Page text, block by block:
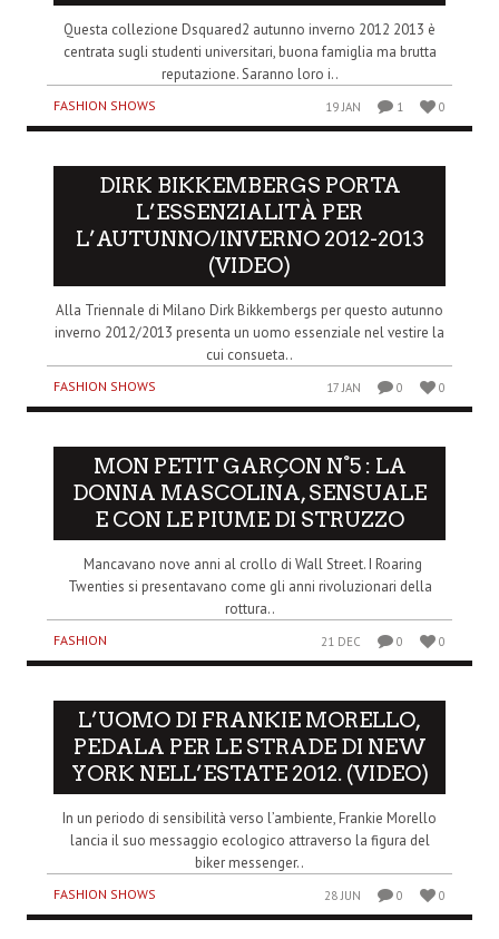
Questa collezione Dsquared2 autunno inverno 2012 2013 è
centrata sugli studenti universitari, buona famiglia ma brutta
reputazione. Saranno loro i..
FASHION SHOWS 19 JAN 1 0
DIRK BIKKEMBERGS PORTA
L’ESSENZIALITÀ PER
L’AUTUNNO/INVERNO 2012-2013
(VIDEO)
Alla Triennale di Milano Dirk Bikkembergs per questo autunno
inverno 2012/2013 presenta un uomo essenziale nel vestire la
cui consueta..
FASHION SHOWS 17 JAN 0 0
MON PETIT GARÇON N°5 : LA
DONNA MASCOLINA, SENSUALE
E CON LE PIUME DI STRUZZO
Mancavano nove anni al crollo di Wall Street. I Roaring
Twenties si presentavano come gli anni rivoluzionari della
rottura..
FASHION 21 DEC 0 0
L’UOMO DI FRANKIE MORELLO,
PEDALA PER LE STRADE DI NEW
YORK NELL’ESTATE 2012. (VIDEO)
In un periodo di sensibilità verso l’ambiente, Frankie Morello
lancia il suo messaggio ecologico attraverso la figura del
biker messenger..
FASHION SHOWS 28 JUN 0 0